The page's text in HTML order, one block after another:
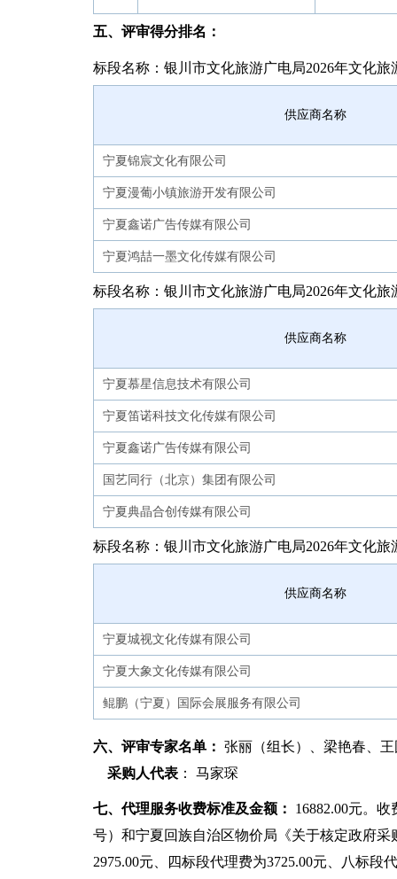
五、评审得分排名 ：
标段名称：银川市文化旅游广电局2026年文化
供应商名称
宁夏锦宸文化有限公司
宁夏漫葡小镇旅游开发有限公司
宁夏鑫诺广告传媒有限公司
宁夏鸿喆一墨文化传媒有限公司
标段名称：银川市文化旅游广电局2026年文化
供应商名称
宁夏慕星信息技术有限公司
宁夏笛诺科技文化传媒有限公司
宁夏鑫诺广告传媒有限公司
国艺同行（北京）集团有限公司
宁夏典晶合创传媒有限公司
标段名称：银川市文化旅游广电局2026年文化
供应商名称
宁夏城视文化传媒有限公司
宁夏大象文化传媒有限公司
鲲鹏（宁夏）国际会展服务有限公司
六、评审专家名单： 张丽（组长）、梁艳春、
采购人代表 ： 马家琛
七、代理服务收费标准及金额：
16882.00元。
号）和宁夏回族自治区物价局《关于核定政府
2975.00元、四标段代理费为3725.00元、八标段